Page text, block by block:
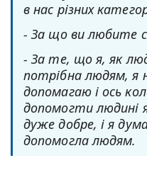
в нас різних
- За що ви любите
- За те, що я, як
потрібна людям, я
допомагаю і ось
допомогти людині
дуже добре, і я
допомогла людям.